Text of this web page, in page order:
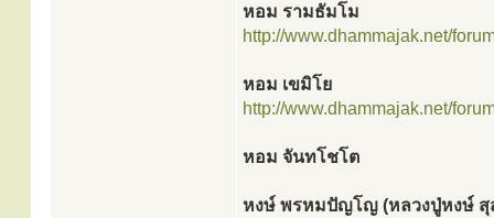
หอม รามธัมโม
http://www.dhammajak.net/
หอม เขมิโย
http://www.dhammajak.net/
หอม จันทโชโต
หงษ์ พรหมปัญโญ (หลวงปู่หงษ์ สุ